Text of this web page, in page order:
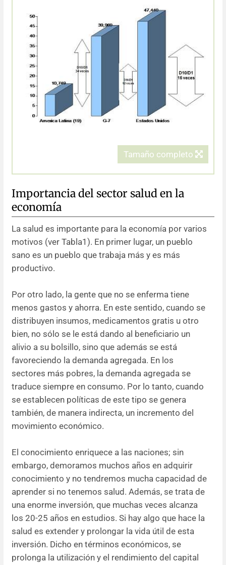
Tamaño completo
Importancia del sector salud en la
economía
La salud es importante para la economía por varios
motivos (ver Tabla1). En primer lugar, un pueblo
sano es un pueblo que trabaja más y es más
productivo.
Por otro lado, la gente que no se enferma tiene
menos gastos y ahorra. En este sentido, cuando se
distribuyen insumos, medicamentos gratis u otro
bien, no sólo se le está dando al beneficiario un
alivio a su bolsillo, sino que además se está
favoreciendo la demanda agregada. En los
sectores más pobres, la demanda agregada se
traduce siempre en consumo. Por lo tanto, cuando
se establecen políticas de este tipo se genera
también, de manera indirecta, un incremento del
movimiento económico.
El conocimiento enriquece a las naciones; sin
embargo, demoramos muchos años en adquirir
conocimiento y no tendremos mucha capacidad de
aprender si no tenemos salud. Además, se trata de
una enorme inversión, que muchas veces alcanza
los 20-25 años en estudios. Si hay algo que hace la
salud es extender y prolongar la vida útil de esta
inversión. Dicho en términos económicos, se
prolonga la utilización y el rendimiento del capital